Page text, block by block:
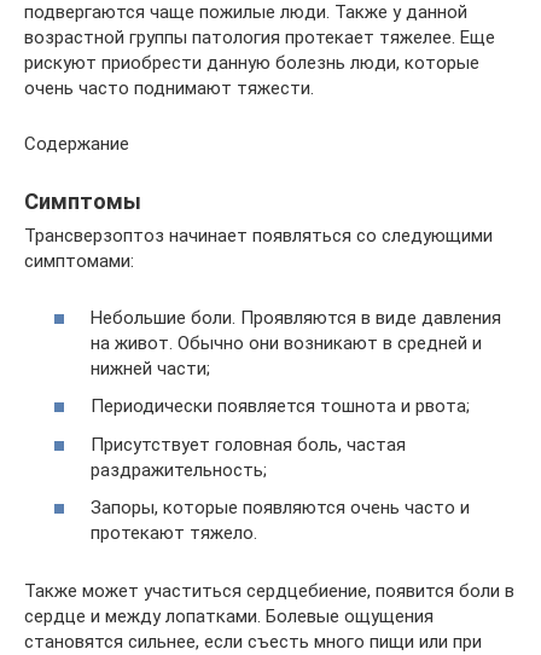
подвергаются чаще пожилые люди. Также у данной
возрастной группы патология протекает тяжелее. Еще
рискуют приобрести данную болезнь люди, которые
очень часто поднимают тяжести.
Содержание
Симптомы
Трансверзоптоз начинает появляться со следующими
симптомами:
Небольшие боли. Проявляются в виде давления
на живот. Обычно они возникают в средней и
нижней части;
Периодически появляется тошнота и рвота;
Присутствует головная боль, частая
раздражительность;
Запоры, которые появляются очень часто и
протекают тяжело.
Также может участиться сердцебиение, появится боли в
сердце и между лопатками. Болевые ощущения
становятся сильнее, если съесть много пищи или при